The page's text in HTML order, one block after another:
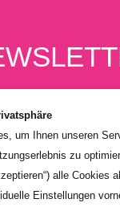
um Ihnen unseren
zu
alle Cookies
Einstellungen